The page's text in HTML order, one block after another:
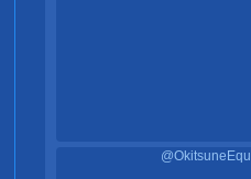
@OkitsuneEqu